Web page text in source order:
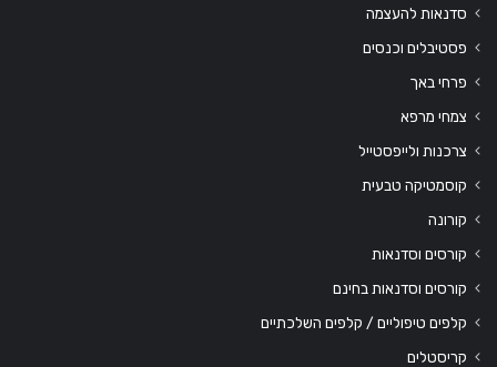
סדנאות להעצמה
פסטיבלים וכנסים
פרחי באך
צמחי מרפא
צרכנות ולייפסטייל
קוסמטיקה טבעית
קורונה
קורסים וסדנאות
קורסים וסדנאות בחינם
קלפים טיפוליים / קלפים השלכתיים
קריסטלים